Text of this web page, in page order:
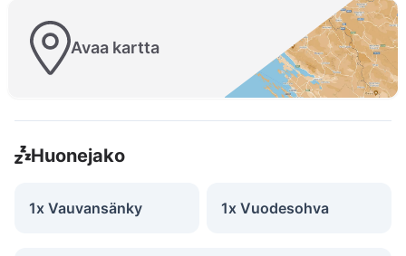
Avaa kartta
Huonejako
1x Vauvansänky 1x Vuodesohva